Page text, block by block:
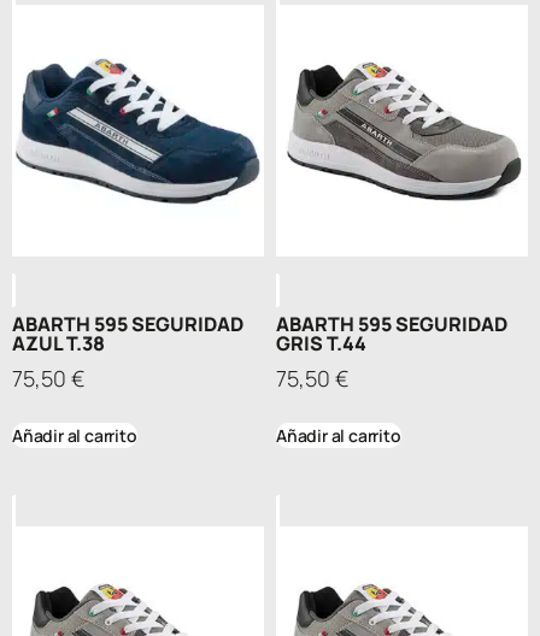
ABARTH 595 SEGURIDAD
AZUL T.38
75,50 €
Añadir al carrito
ABARTH 595 SEGURIDAD
GRIS T.44
75,50 €
Añadir al carrito